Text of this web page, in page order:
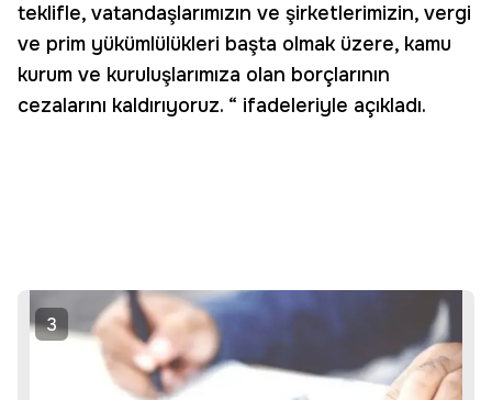
teklifle, vatandaşlarımızın ve şirketlerimizin, vergi
ve prim yükümlülükleri başta olmak üzere, kamu
kurum ve kuruluşlarımıza olan borçlarının
cezalarını kaldırıyoruz. “ ifadeleriyle açıkladı.
3